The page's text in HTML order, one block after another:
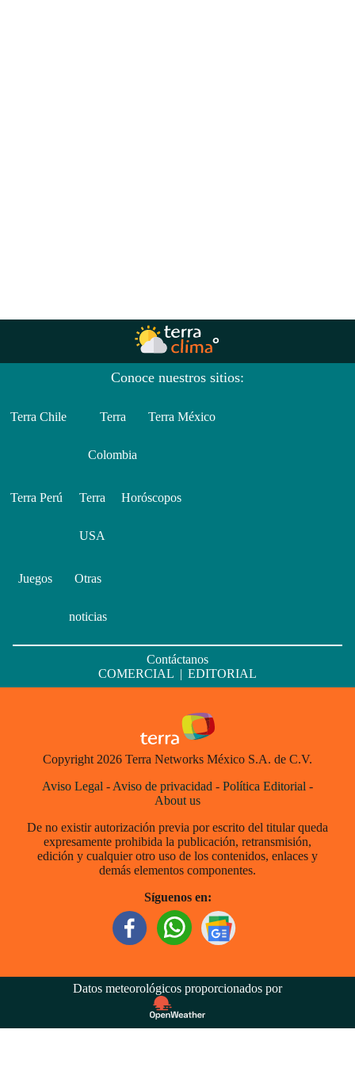
Conoce nuestros sitios:
Terra Chile Terra
Colombia
Terra México
Terra Perú Terra
USA
Horóscopos
Juegos Otras
noticias
Contáctanos
COMERCIAL
EDITORIAL
Copyright 2026 Terra Networks México S.A. de C.V.
Aviso Legal - Aviso de privacidad - Política Editorial -
About us
De no existir autorización previa por escrito del titular queda
expresamente prohibida la publicación, retransmisión,
edición y cualquier otro uso de los contenidos, enlaces y
demás elementos componentes.
Síguenos en:
Datos meteorológicos proporcionados por